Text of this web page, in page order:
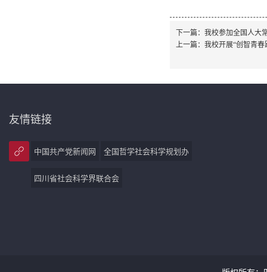
下一篇： 我校参加全国人大
上一篇： 我校开展“创智青
友情链接
中国共产党新闻网 全国哲学社会科学规划办
四川省社会科学界联合会